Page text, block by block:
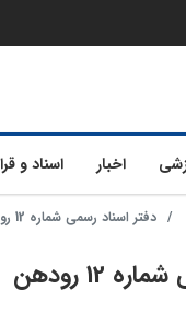
اخبار اسناد و
دفتر اسناد رسمی شماره 12 رودهن
12 رودهن